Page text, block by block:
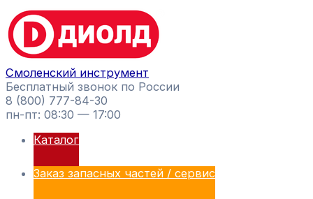
Перейти
к
содержимому
Смоленский инструмент
Бесплатный звонок по России
8 (800) 777-84-30
пн-пт: 08:30 — 17:00
Каталог
Заказ запасных частей / сервис
Поиск
товаров